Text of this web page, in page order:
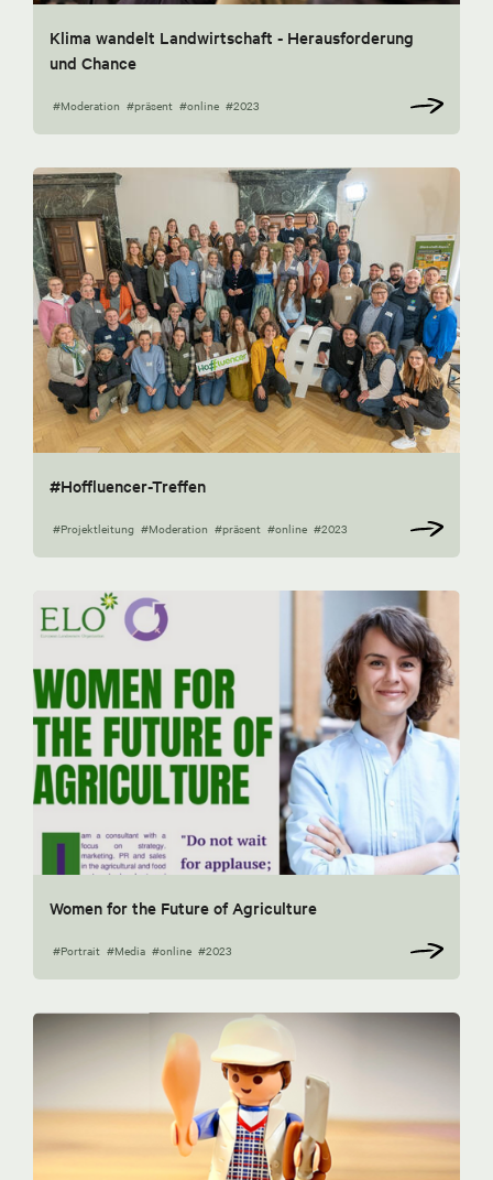
Klima wandelt Landwirtschaft - Herausforderung
und Chance
#Moderation #präsent #online #2023
#Hoffluencer-Treffen
#Projektleitung #Moderation #präsent #online #2023
Women for the Future of Agriculture
#Portrait #Media #online #2023